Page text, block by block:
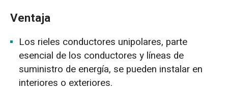
Ventaja
Los rieles conductores unipolares, parte
esencial de los conductores y líneas de
suministro de energía, se pueden instalar en
interiores o exteriores.